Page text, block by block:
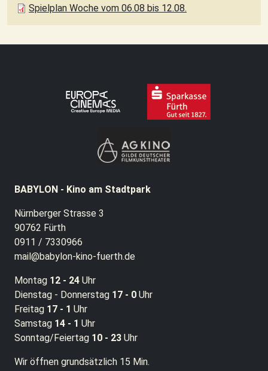
Spielplan Woche vom 06.08 bis 12.08.
BABYLON - Kino am Stadtpark
Nürnberger Strasse 3
90762 Fürth
0911 / 7330966
mail@babylon-kino-fuerth.de
Montag 12 - 24 Uhr
Dienstag - Donnerstag 17 - 0 Uhr
Freitag 17 - 1 Uhr
Samstag 14 - 1 Uhr
Sonntag/Feiertag 10 - 23 Uhr
Wir öffnen grundsätzlich 15 Min.